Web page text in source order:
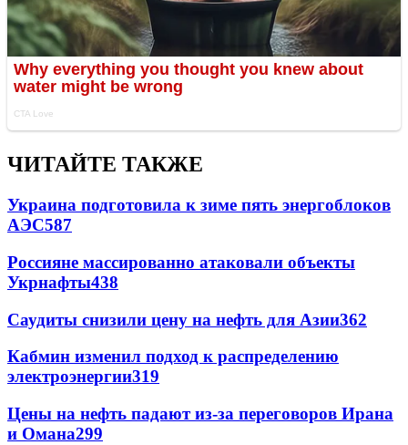
ЧИТАЙТЕ ТАКЖЕ
Украина подготовила к зиме пять энергоблоков
АЭС587
Россияне массированно атаковали объекты
Укрнафты438
Саудиты снизили цену на нефть для Азии362
Кабмин изменил подход к распределению
электроэнергии319
Цены на нефть падают из-за переговоров Ирана
и Омана299